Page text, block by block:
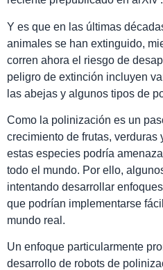
Y es que en las últimas
animales se han extinguido,
corren ahora el riesgo de
peligro de extinción incluyen
las abejas y algunos tipos de
Como la polinización es un
crecimiento de frutas,
estas especies podría
todo el mundo. Por ello,
intentando desarrollar
que podrían implementarse
mundo real.
Un enfoque particularmente
desarrollo de robots de